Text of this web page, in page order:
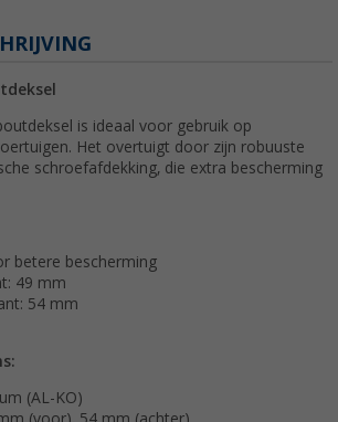
is ideaal voor gebruik op
Het overtuigt door zijn robuuste
schroefafdekking, die extra bescherming
betere bescherming
49 mm
54 mm
(AL-KO)